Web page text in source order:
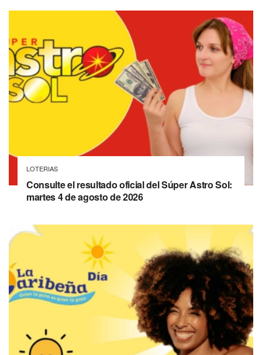
LOTERIAS
Consulte el resultado oficial del Súper Astro Sol:
martes 4 de agosto de 2026